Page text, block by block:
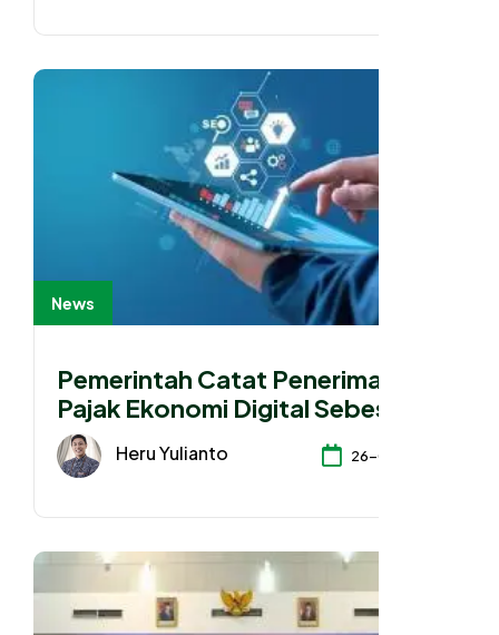
News
Pemerintah Catat Penerimaan
Pajak Ekonomi Digital Sebesar
Rp 52,85 Triliun
Heru Yulianto 26-06-2026